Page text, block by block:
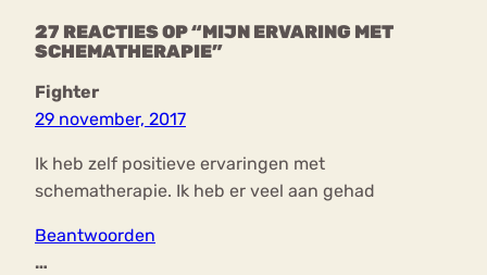
27 REACTIES OP “MIJN ERVARING MET
SCHEMATHERAPIE”
Fighter
29 november, 2017
Ik heb zelf positieve ervaringen met
schematherapie. Ik heb er veel aan gehad
Beantwoorden
…